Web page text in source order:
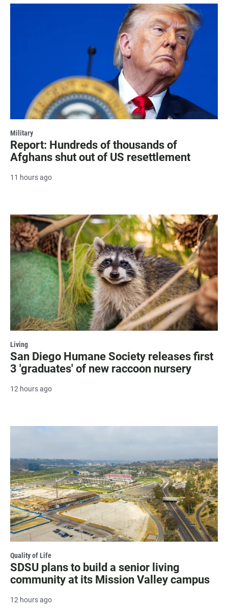
Military
Report: Hundreds of thousands of
Afghans shut out of US resettlement
11 hours ago
Living
San Diego Humane Society releases first
3 'graduates' of new raccoon nursery
12 hours ago
Quality of Life
SDSU plans to build a senior living
community at its Mission Valley campus
12 hours ago